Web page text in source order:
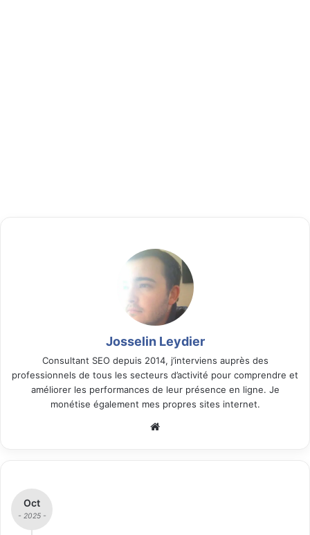
Josselin Leydier
Consultant SEO depuis 2014, j’interviens auprès des
professionnels de tous les secteurs d’activité pour comprendre et
améliorer les performances de leur présence en ligne. Je
monétise également mes propres sites internet.
Oct
- 2025 -